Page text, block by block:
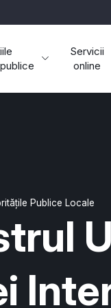
Servicii
online
Publice Locale